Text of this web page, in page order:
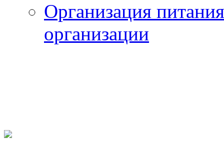
Организация
организации